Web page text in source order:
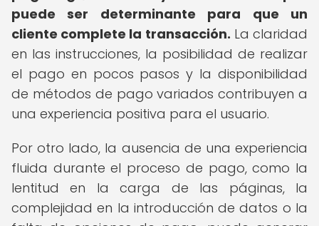
puede ser determinante para que un
cliente complete la transacción. La claridad
en las instrucciones, la posibilidad de realizar
el pago en pocos pasos y la disponibilidad
de métodos de pago variados contribuyen a
una experiencia positiva para el usuario.
Por otro lado, la ausencia de una experiencia
fluida durante el proceso de pago, como la
lentitud en la carga de las páginas, la
complejidad en la introducción de datos o la